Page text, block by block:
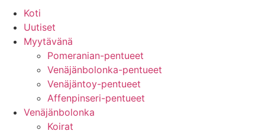
Koti
Uutiset
Myytävänä
Pomeranian-pentueet
Venäjänbolonka-pentueet
Venäjäntoy-pentueet
Affenpinseri-pentueet
Venäjänbolonka
Koirat